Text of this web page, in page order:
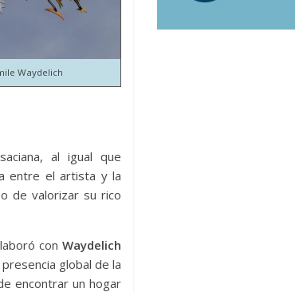
Waydelich
al igual que
entre el artista y la
de valorizar su rico
​​con Waydelich
global de la
encontrar un hogar